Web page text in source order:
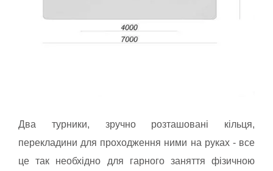
Два турники, зручно розташовані кільця,
перекладини для проходження ними на руках - все
це так необхідно для гарного заняття фізичною